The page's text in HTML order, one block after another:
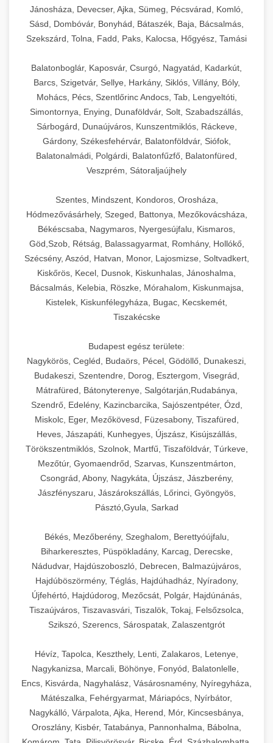
Jánosháza, Devecser, Ajka, Sümeg, Pécsvárad, Komló,
Sásd, Dombóvár, Bonyhád, Bátaszék, Baja, Bácsalmás,
Szekszárd, Tolna, Fadd, Paks, Kalocsa, Hőgyész, Tamási
Balatonboglár, Kaposvár, Csurgó, Nagyatád, Kadarkút,
Barcs, Szigetvár, Sellye, Harkány, Siklós, Villány, Bóly,
Mohács, Pécs, Szentlőrinc Andocs, Tab, Lengyeltóti,
Simontornya, Enying, Dunaföldvár, Solt, Szabadszállás,
Sárbogárd, Dunaújváros, Kunszentmiklós, Ráckeve,
Gárdony, Székesfehérvár, Balatonföldvár, Siófok,
Balatonalmádi, Polgárdi, Balatonfűzfő, Balatonfüred,
Veszprém, Sátoraljaújhely
Szentes, Mindszent, Kondoros, Orosháza,
Hódmezővásárhely, Szeged, Battonya, Mezőkovácsháza,
Békéscsaba, Nagymaros, Nyergesújfalu, Kismaros,
Göd,Szob, Rétság, Balassagyarmat, Romhány, Hollókő,
Szécsény, Aszód, Hatvan, Monor, Lajosmizse, Soltvadkert,
Kiskőrös, Kecel, Dusnok, Kiskunhalas, Jánoshalma,
Bácsalmás, Kelebia, Röszke, Mórahalom, Kiskunmajsa,
Kistelek, Kiskunfélegyháza, Bugac, Kecskemét,
Tiszakécske
Budapest egész területe:
Nagykörös, Cegléd, Budaörs, Pécel, Gödöllő, Dunakeszi,
Budakeszi, Szentendre, Dorog, Esztergom, Visegrád,
Mátrafüred, Bátonyterenye, Salgótarján,Rudabánya,
Szendrő, Edelény, Kazincbarcika, Sajószentpéter, Ózd,
Miskolc, Eger, Mezőkövesd, Füzesabony, Tiszafüred,
Heves, Jászapáti, Kunhegyes, Újszász, Kisújszállás,
Törökszentmiklós, Szolnok, Martfű, Tiszaföldvár, Túrkeve,
Mezőtúr, Gyomaendrőd, Szarvas, Kunszentmárton,
Csongrád, Abony, Nagykáta, Újszász, Jászberény,
Jászfényszaru, Jászárokszállás, Lőrinci, Gyöngyös,
Pásztó,Gyula, Sarkad
Békés, Mezőberény, Szeghalom, Berettyóújfalu,
Biharkeresztes, Püspökladány, Karcag, Derecske,
Nádudvar, Hajdúszoboszló, Debrecen, Balmazújváros,
Hajdúböszörmény, Téglás, Hajdúhadház, Nyíradony,
Újfehértó, Hajdúdorog, Mezőcsát, Polgár, Hajdúnánás,
Tiszaújváros, Tiszavasvári, Tiszalök, Tokaj, Felsőzsolca,
Szikszó, Szerencs, Sárospatak, Zalaszentgrót
Hévíz, Tapolca, Keszthely, Lenti, Zalakaros, Letenye,
Nagykanizsa, Marcali, Böhönye, Fonyód, Balatonlelle,
Encs, Kisvárda, Nagyhalász, Vásárosnamény, Nyíregyháza,
Mátészalka, Fehérgyarmat, Máriapócs, Nyírbátor,
Nagykálló, Várpalota, Ajka, Herend, Mór, Kincsesbánya,
Oroszlány, Kisbér, Tatabánya, Pannonhalma, Bábolna,